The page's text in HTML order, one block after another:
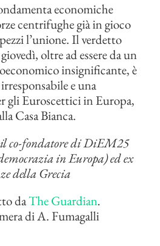
economiche
centrifughe già in gioco
l’unione. Il verdetto
oltre ad essere da un
insignificante, è
e una
gli Euroscettici in Europa,
Casa Bianca.
il co-fondatore di DiEM25
in Europa) ed ex
della Grecia
daThe Guardian.
di A. Fumagalli